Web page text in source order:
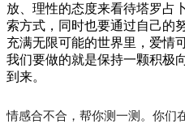
放、理性的态度来看待塔罗占
索方式，同时也要通过自己的
充满无限可能的世界里，爱情
我们要做的就是保持一颗积极
到来。
情感合不合，帮你测一测。你们